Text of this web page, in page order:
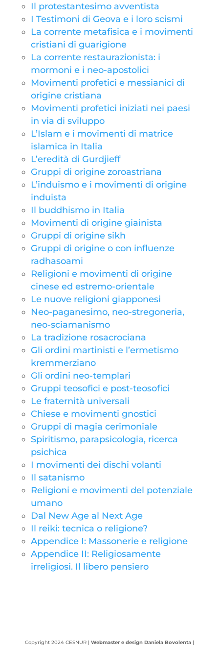
Il protestantesimo avventista
I Testimoni di Geova e i loro scismi
La corrente metafisica e i movimenti
cristiani di guarigione
La corrente restaurazionista: i
mormoni e i neo-apostolici
Movimenti profetici e messianici di
origine cristiana
Movimenti profetici iniziati nei paesi
in via di sviluppo
L’Islam e i movimenti di matrice
islamica in Italia
L’eredità di Gurdjieff
Gruppi di origine zoroastriana
L’induismo e i movimenti di origine
induista
Il buddhismo in Italia
Movimenti di origine giainista
Gruppi di origine sikh
Gruppi di origine o con influenze
radhasoami
Religioni e movimenti di origine
cinese ed estremo-orientale
Le nuove religioni giapponesi
Neo-paganesimo, neo-stregoneria,
neo-sciamanismo
La tradizione rosacrociana
Gli ordini martinisti e l’ermetismo
kremmerziano
Gli ordini neo-templari
Gruppi teosofici e post-teosofici
Le fraternità universali
Chiese e movimenti gnostici
Gruppi di magia cerimoniale
Spiritismo, parapsicologia, ricerca
psichica
I movimenti dei dischi volanti
Il satanismo
Religioni e movimenti del potenziale
umano
Dal New Age al Next Age
Il reiki: tecnica o religione?
Appendice I: Massonerie e religione
Appendice II: Religiosamente
irreligiosi. Il libero pensiero
Copyright 2024 CESNUR | Webmaster e design Daniela Bovolenta|